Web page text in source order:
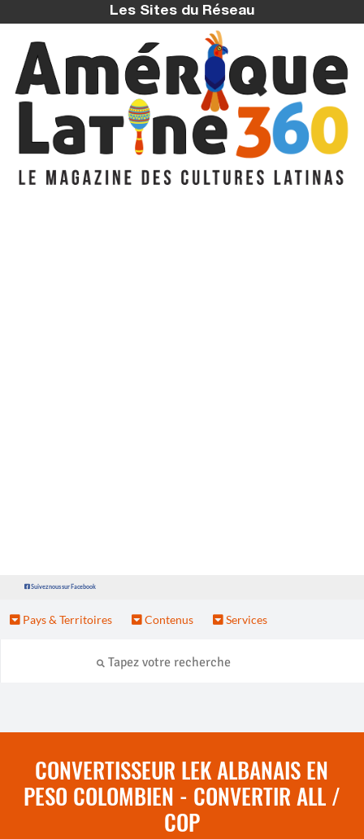
Les Sites du Réseau
Suivez nous sur Facebook
Pays & Territoires Contenus Services
CONVERTISSEUR LEK ALBANAIS EN
PESO COLOMBIEN - CONVERTIR ALL /
COP